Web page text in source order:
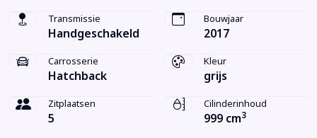
Transmissie
Handgeschakeld
Bouwjaar
2017
Carrosserie
Hatchback
Kleur
grijs
Zitplaatsen
5
Cilinderinhoud
999 cm3